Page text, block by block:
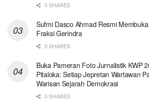
0 SHARES
Sufmi Dasco Ahmad Resmi
Fraksi Gerindra
0 SHARES
Buka Pameran Foto Jurnalistik KWP
Pitaloka: Setiap Jepretan Wartawan
Warisan Sejarah Demokrasi
0 SHARES